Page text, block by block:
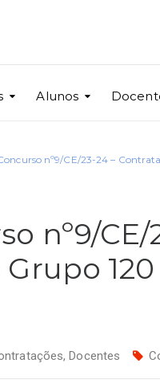
Alunos
nº9/CE/23-24 –
nº9/CE/
120
,Docentes